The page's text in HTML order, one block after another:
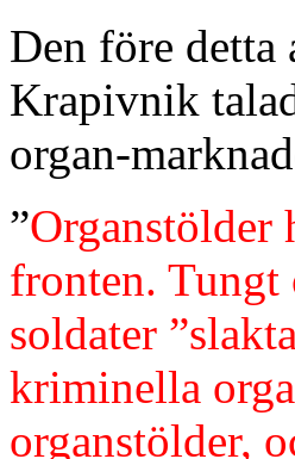
Den före detta
Krapivnik
organ-
”Organstölder
fronten. Tungt
soldater
kriminella
organstölder,